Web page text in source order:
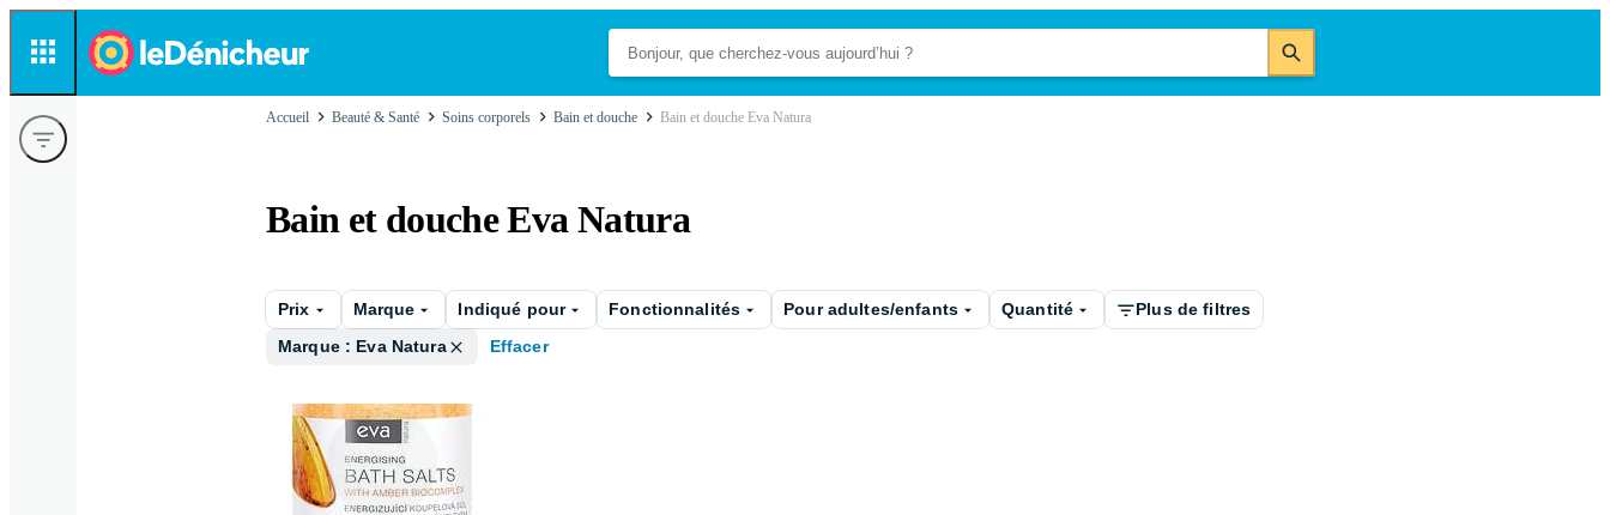
Accueil Beauté & Santé Soins corporels Bain et douche Bain et douche Eva Natura
Bain et douche Eva Natura
Prix Marque Indiqué pour Fonctionnalités Pour adultes/enfants Quantité
Plus de filtres
Marque : Eva Natura
Effacer